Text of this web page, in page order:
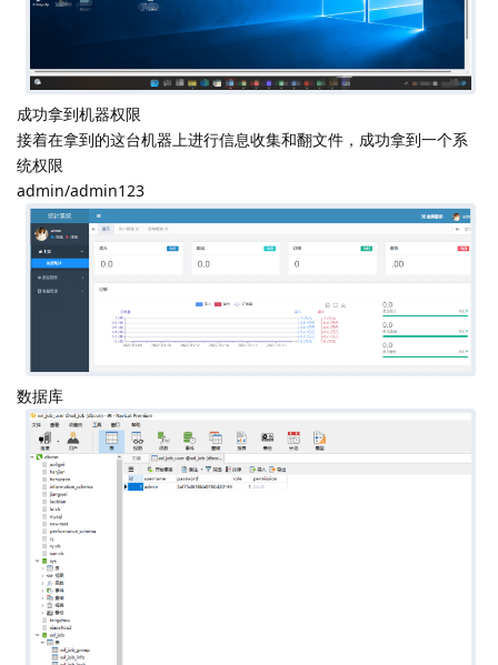
成功拿到机器权限
接着在拿到的这台机器上进行信息收集和翻文件，成功拿到一个系
统权限
admin/admin123
数据库